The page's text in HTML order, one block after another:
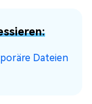
Dateien